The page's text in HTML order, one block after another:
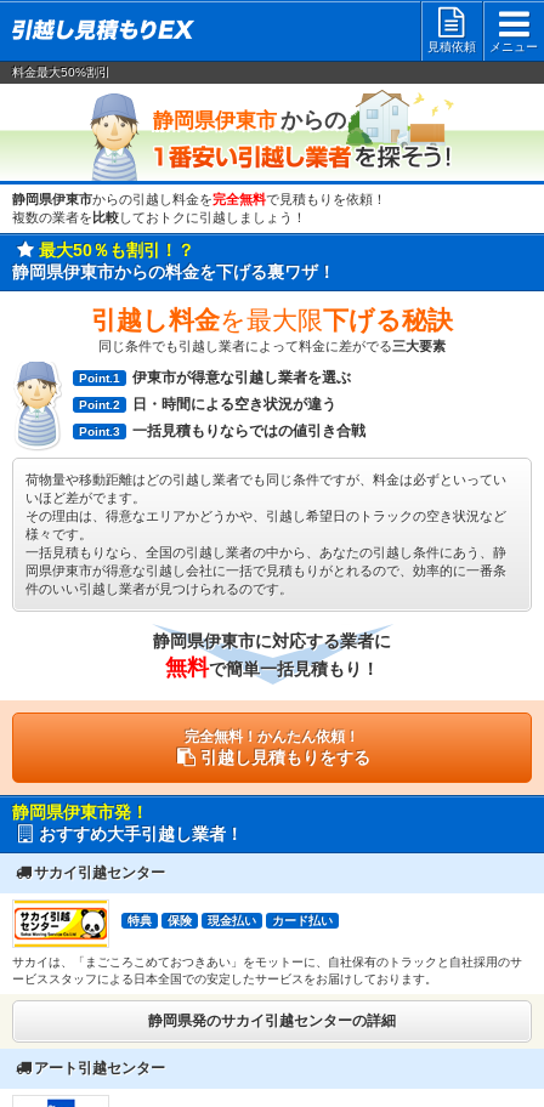
見積依頼
メニュー
料金最大50%割引
静岡県伊東市からの
静岡県伊東市からの引越し料金を完全無料で見積もりを依頼！
複数の業者を 比較しておトクに引越しましょう！
最大50％も割引！？
静岡県伊東市からの料金を下げる裏ワザ！
引越し料金を最大限下げる秘訣
同じ条件でも引越し業者によって料金に差がでる三大要素
Point.1 伊東市が得意な引越し業者を選ぶ
Point.2 日・時間による空き状況が違う
Point.3 一括見積もりならではの値引き合戦
荷物量や移動距離はどの引越し業者でも同じ条件ですが、料金は必ずといってい
いほど差がでます。
その理由は、得意なエリアかどうかや、引越し希望日のトラックの空き状況など
様々です。
一括見積もりなら、全国の引越し業者の中から、あなたの引越し条件にあう、静
岡県伊東市が得意な引越し会社に一括で見積もりがとれるので、効率的に一番条
件のいい引越し業者が見つけられるのです。
静岡県伊東市に対応する業者に
無料で簡単一括見積もり！
完全無料！かんたん依頼！
引越し見積もりをする
静岡県伊東市発！
おすすめ大手引越し業者！
サカイ引越センター
特典 保険 現金払い カード払い
サカイは、「まごころこめておつきあい」をモットーに、自社保有のトラックと自社採用のサ
ービススタッフによる日本全国での安定したサービスをお届けしております。
静岡県発のサカイ引越センターの詳細
アート引越センター